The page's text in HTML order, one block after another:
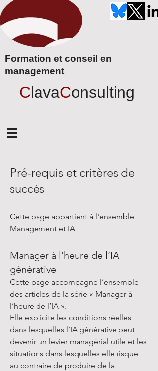
Formation et conseil en
management
ClavaConsulting
Pré-requis et critères de
succès
Cette page appartient à l'ensemble
Management et IA
Manager à l’heure de l’IA
générative
Cette page accompagne l’ensemble
des articles de la série « Manager à
l’heure de l’IA ».
Elle explicite les conditions réelles
dans lesquelles l’IA générative peut
devenir un levier managérial utile et les
situations dans lesquelles elle risque
au contraire de produire de la